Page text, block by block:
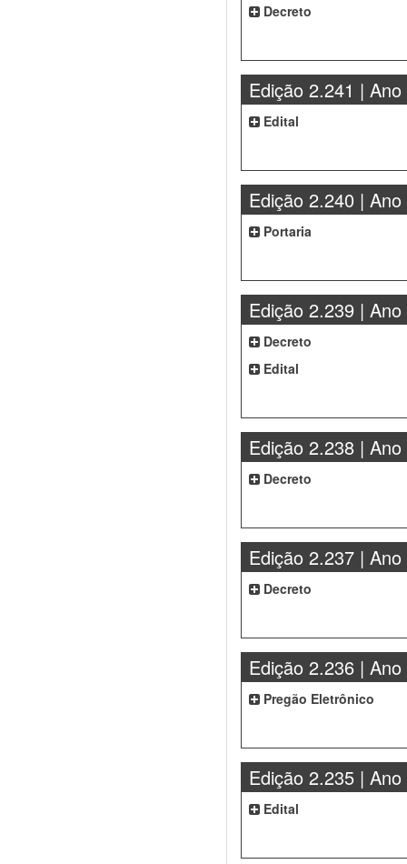
Decreto
Edição 2.241 | Ano
Edital
Edição 2.240 | Ano
Portaria
Edição 2.239 | Ano
Decreto
Edital
Edição 2.238 | Ano
Decreto
Edição 2.237 | Ano
Decreto
Edição 2.236 | Ano
Pregão Eletrônico
Edição 2.235 | Ano
Edital